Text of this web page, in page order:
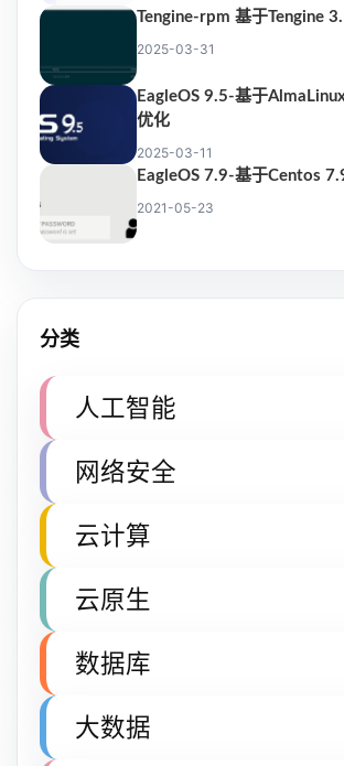
Tengine-rpm 基于Tengine
2025-03-31
EagleOS 9.5-基于
优化
2025-03-11
EagleOS 7.9-基于Centos
2021-05-23
分类
人工智能
网络安全
云计算
云原生
数据库
大数据